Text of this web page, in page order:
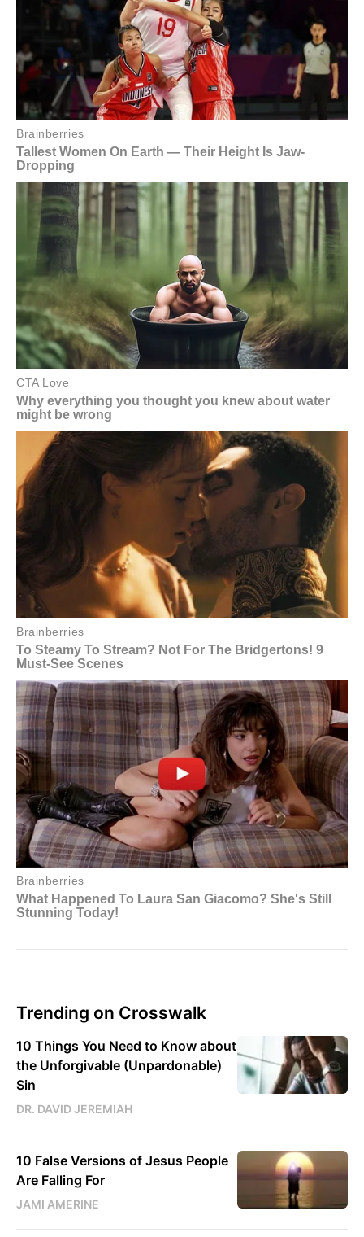
Trending on Crosswalk
10 Things You Need to Know about
the Unforgivable (Unpardonable)
Sin
DR. DAVID JEREMIAH
10 False Versions of Jesus People
Are Falling For
JAMI AMERINE